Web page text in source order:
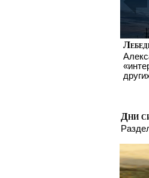
Дни